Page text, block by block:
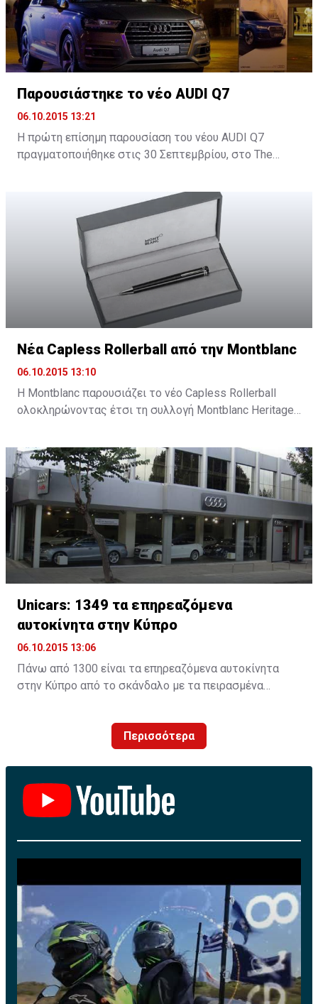
Παρουσιάστηκε το νέο AUDI Q7
06.10.2015 13:21
H πρώτη επίσημη παρουσίαση του νέου AUDI Q7
πραγματοποιήθηκε στις 30 Σεπτεμβρίου, στο Τhe
ευκαιρία να δουν από κοντά το νέο SUV της Audi.
Νέα Capless Rollerball από την Montblanc
06.10.2015 13:10
Η Montblanc παρουσιάζει το νέο Capless Rollerball
ολοκληρώνοντας έτσι τη συλλογή Montblanc Heritage
καινοτομία και τη σχεδιαστική παράδοση της
Montblanc.
Unicars: 1349 τα επηρεαζόμενα
αυτοκίνητα στην Κύπρο
06.10.2015 13:06
Πάνω από 1300 είναι τα επηρεαζόμενα αυτοκίνητα
στην Κύπρο από το σκάνδαλο με τα πειρασμένα
αντιπρόσωπος της Volkswagen AG στην Κύπρο,
ενημερώνει για τις προσεχείς ενέργειες που αφορούν
πετρελαιοκίνητα οχήματα με κινητήρες EA 189.
Περισσότερα